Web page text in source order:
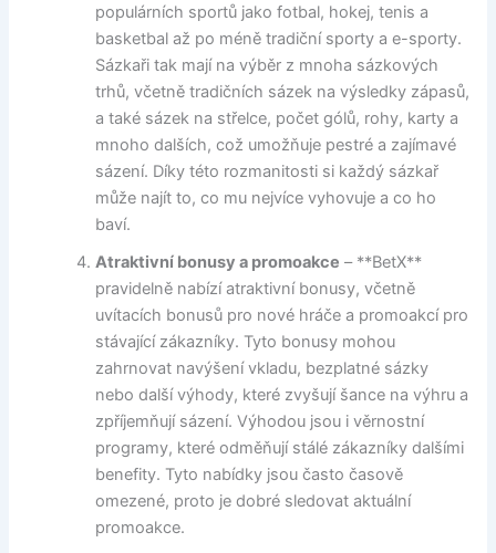
populárních sportů jako fotbal, hokej, tenis a
basketbal až po méně tradiční sporty a e-sporty.
Sázkaři tak mají na výběr z mnoha sázkových
trhů, včetně tradičních sázek na výsledky zápasů,
a také sázek na střelce, počet gólů, rohy, karty a
mnoho dalších, což umožňuje pestré a zajímavé
sázení. Díky této rozmanitosti si každý sázkař
může najít to, co mu nejvíce vyhovuje a co ho
baví.
Atraktivní bonusy a promoakce – **BetX**
pravidelně nabízí atraktivní bonusy, včetně
uvítacích bonusů pro nové hráče a promoakcí pro
stávající zákazníky. Tyto bonusy mohou
zahrnovat navýšení vkladu, bezplatné sázky
nebo další výhody, které zvyšují šance na výhru a
zpříjemňují sázení. Výhodou jsou i věrnostní
programy, které odměňují stálé zákazníky dalšími
benefity. Tyto nabídky jsou často časově
omezené, proto je dobré sledovat aktuální
promoakce.